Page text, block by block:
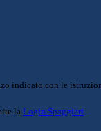
indicato con le
la Login Spaggiari